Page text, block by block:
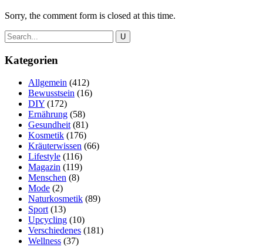
Sorry, the comment form is closed at this time.
Kategorien
Allgemein (412)
Bewusstsein (16)
DIY (172)
Ernährung (58)
Gesundheit (81)
Kosmetik (176)
Kräuterwissen (66)
Lifestyle (116)
Magazin (119)
Menschen (8)
Mode (2)
Naturkosmetik (89)
Sport (13)
Upcycling (10)
Verschiedenes (181)
Wellness (37)